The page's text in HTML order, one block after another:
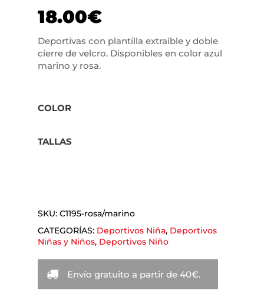
18.00€
Deportivas con plantilla extraíble y doble
cierre de velcro. Disponibles en color azul
marino y rosa.
COLOR
TALLAS
SKU: C1195-rosa/marino
CATEGORÍAS: Deportivos Niña, Deportivos
Niñas y Niños, Deportivos Niño
Envío gratuito a partir de 40€.